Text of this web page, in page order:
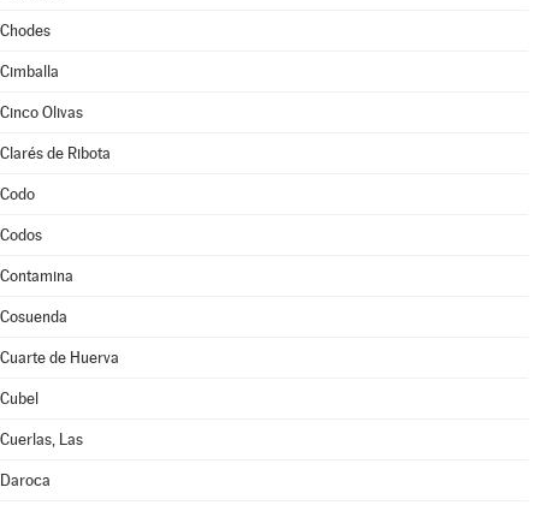
Chodes
Cimballa
Cinco Olivas
Clarés de Ribota
Codo
Codos
Contamina
Cosuenda
Cuarte de Huerva
Cubel
Cuerlas, Las
Daroca